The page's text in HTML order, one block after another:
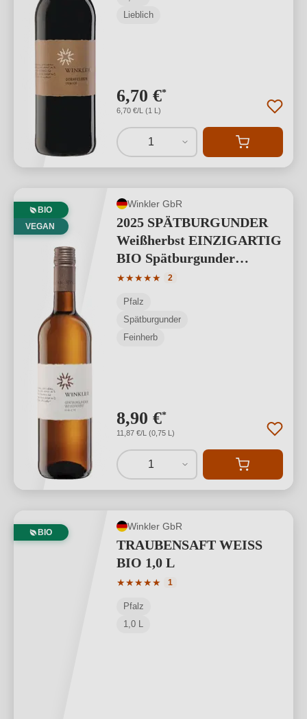
Lieblich
6,70 €*
6,70 €/L (1 L)
1
BIO
VEGAN
Winkler GbR
2025 SPÄTBURGUNDER
Weißherbst EINZIGARTIG
BIO Spätburgunder
Weissherbst
★★★★★
Durchschnittliche Bewertung von 5
2
Pfalz
Spätburgunder
Feinherb
8,90 €*
11,87 €/L (0,75 L)
1
BIO
Winkler GbR
TRAUBENSAFT WEISS
BIO 1,0 L
★★★★★
Durchschnittliche Bewertung von 5
1
Pfalz
1,0 L